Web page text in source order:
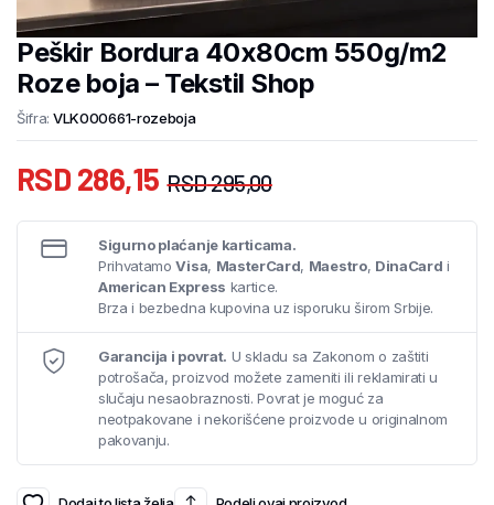
Peškir Bordura 40x80cm 550g/m2
Roze boja – Tekstil Shop
Šifra: VLK000661-rozeboja
RSD295,00
RSD 286,15
Sigurno plaćanje karticama.
PrihvatamoVisa, MasterCard, Maestro, DinaCard i
American Express kartice.
Brza i bezbedna kupovina uz isporuku širom Srbije.
Garancija i povrat. U skladu sa Zakonom o zaštiti
potrošača, proizvod možete zameniti ili reklamirati u
slučaju nesaobraznosti. Povrat je moguć za
neotpakovane i nekorišćene proizvode u originalnom
pakovanju.